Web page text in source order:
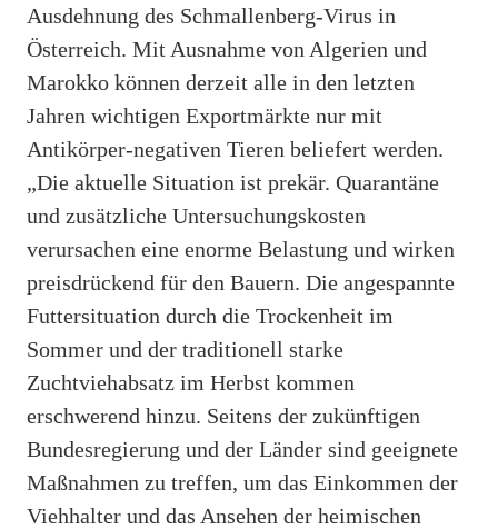
Ausdehnung des Schmallenberg-Virus in
Österreich. Mit Ausnahme von Algerien und
Marokko können derzeit alle in den letzten
Jahren wichtigen Exportmärkte nur mit
Antikörper-negativen Tieren beliefert werden.
„Die aktuelle Situation ist prekär. Quarantäne
und zusätzliche Untersuchungskosten
verursachen eine enorme Belastung und wirken
preisdrückend für den Bauern. Die angespannte
Futtersituation durch die Trockenheit im
Sommer und der traditionell starke
Zuchtviehabsatz im Herbst kommen
erschwerend hinzu. Seitens der zukünftigen
Bundesregierung und der Länder sind geeignete
Maßnahmen zu treffen, um das Einkommen der
Viehhalter und das Ansehen der heimischen